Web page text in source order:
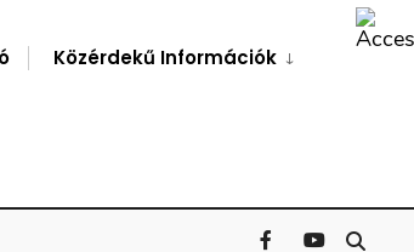
Közérdekű Információk
Window